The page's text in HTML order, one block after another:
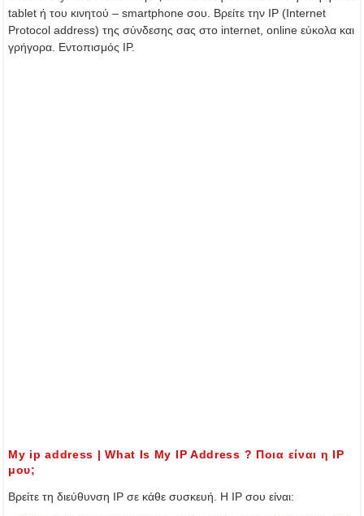
tablet ή του κινητού – smartphone σου. Βρείτε την IP (Internet
Protocol address) της σύνδεσης σας στο internet, online εύκολα και
γρήγορα. Εντοπισμός IP.
Μy ip address | What Is My IP Address ? Ποια είναι η IP
μου;
Βρείτε τη διεύθυνση IP σε κάθε συσκευή. H IP σου είναι: